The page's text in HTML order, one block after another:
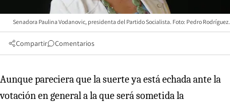
Senadora Paulina Vodanovic, presidenta del Partido Socialista. Foto: Pedro Rodríguez.
Compartir Comentarios
Aunque pareciera que la suerte ya está echada ante la
votación en general a la que será sometida la